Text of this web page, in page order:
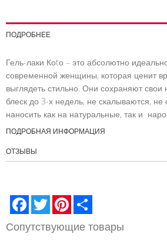
ПОДРОБНЕЕ
Гель-лаки Коtо – это абсолютно
современной женщины, которая ценит
выглядеть стильно. Они сохраняют
блеск до 3-х недель, не скалываются,
наносить как на натуральные, так и
ПОДРОБНАЯ ИНФОРМАЦИЯ
ОТЗЫВЫ
Facebook
Twitter Pinterest
Сопутствующие товары